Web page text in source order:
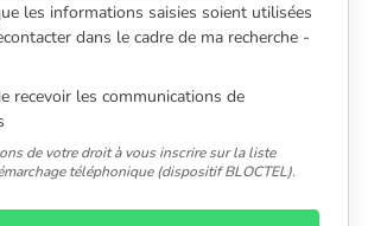
les informations saisies soient utilisées
dans le cadre de ma recherche -
recevoir les communications de
de votre droit à vous inscrire sur la liste
téléphonique (dispositif BLOCTEL).